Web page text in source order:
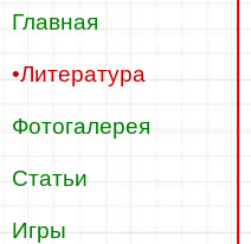
Главная
•Литература
Фотогалерея
Статьи
Игры